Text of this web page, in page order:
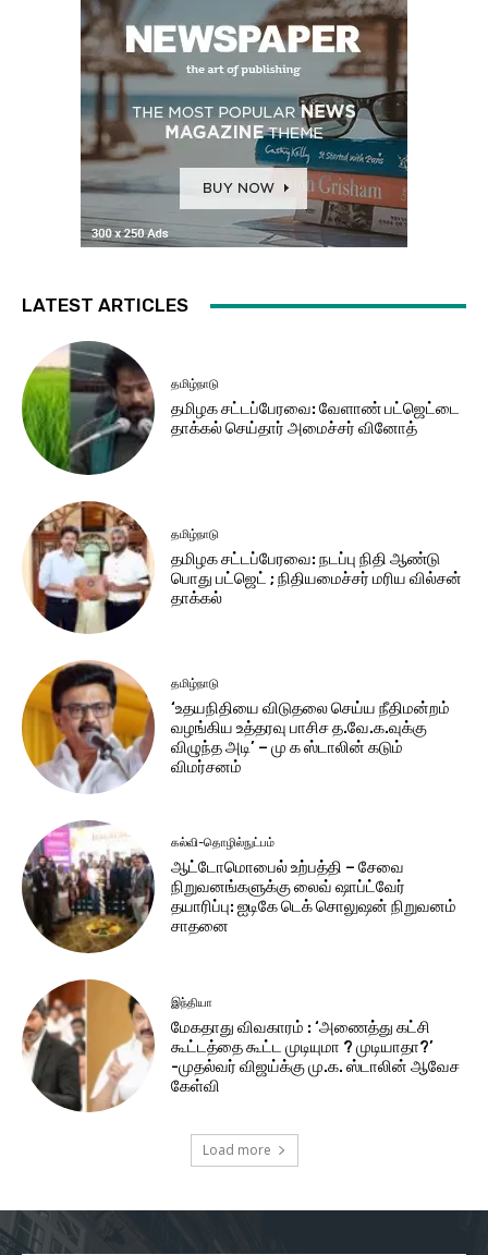
LATEST ARTICLES
தமிழ்நாடு
தமிழக சட்​டப்​பேர​வை: வேளாண் பட்​ஜெட்டை
தாக்கல் செய்தார் அமைச்சர் வினோத்
தமிழ்நாடு
தமிழக சட்டப்பேரவை: நடப்பு நிதி ஆண்​டு
பொது பட்ஜெட் ; நிதியமைச்சர் மரிய வில்சன்
தாக்​கல்
தமிழ்நாடு
‘உதயநிதியை விடுதலை செய்ய நீதிமன்றம்
வழங்கிய உத்தரவு பாசிச த.வே.க.வுக்கு
விழுந்த அடி’ – மு க ஸ்டாலின் கடும்
விமர்சனம்
கல்வி-தொழில்நுட்பம்
ஆட்டோமொபைல் உற்பத்தி – சேவை
நிறுவனங்களுக்கு லைவ் ஷாப்ட்வேர்
தயாரிப்பு: ஐடிகே டெக் சொலுஷன் நிறுவனம்
சாதனை
இந்தியா
மேகதாது விவகாரம் : ‘அணைத்து கட்சி
கூட்டத்தை கூட்ட முடியுமா ? முடியாதா?’
-முதல்வர் விஜய்க்கு மு.க. ஸ்டாலின் ஆவேச
கேள்வி
Load more